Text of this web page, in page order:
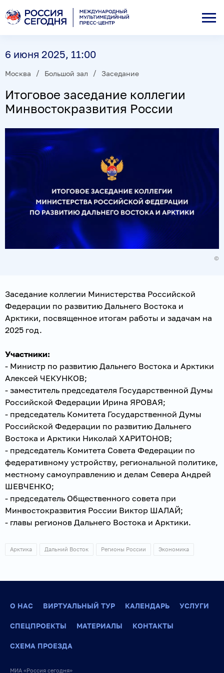
6 июня 2025, 11:00
Москва Большой зал Заседание
Итоговое заседание коллегии
Минвостокразвития России
©
Заседание коллегии Министерства Российской
Федерации по развитию Дальнего Востока и
Арктики, посвященное итогам работы и задачам на
2025 год.
Участники:
- Министр по развитию Дальнего Востока и Арктики
Алексей ЧЕКУНКОВ;
- заместитель председателя Государственной Думы
Российской Федерации Ирина ЯРОВАЯ;
- председатель Комитета Государственной Думы
Российской Федерации по развитию Дальнего
Востока и Арктики Николай ХАРИТОНОВ;
- председатель Комитета Совета Федерации по
федеративному устройству, региональной политике,
местному самоуправлению и делам Севера Андрей
ШЕВЧЕНКО;
- председатель Общественного совета при
Минвостокразвития России Виктор ШАЛАЙ;
- главы регионов Дальнего Востока и Арктики.
Арктика Дальний Восток Регионы России Экономика
О НАС ВИРТУАЛЬНЫЙ ТУР КАЛЕНДАРЬ УСЛУГИ
СПЕЦПРОЕКТЫ МАТЕРИАЛЫ КОНТАКТЫ
СХЕМА ПРОЕЗДА
МИА «Россия сегодня»